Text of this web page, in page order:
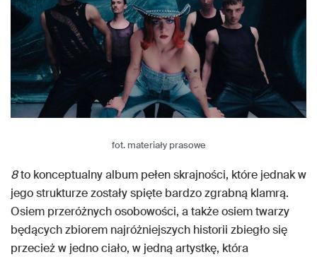
fot. materiały prasowe
8to konceptualny album pełen skrajności, które jednak w
jego strukturze zostały spięte bardzo zgrabną klamrą.
Osiem przeróżnych osobowości, a także osiem twarzy
będących zbiorem najróżniejszych historii zbiegło się
przecież w jedno ciało, w jedną artystkę, która